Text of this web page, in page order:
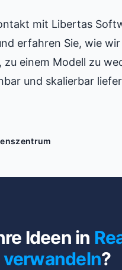
mit Libertas
erfahren Sie, wie
zu einem Modell zu
und skalierbar
Ideen in
verwandeln?